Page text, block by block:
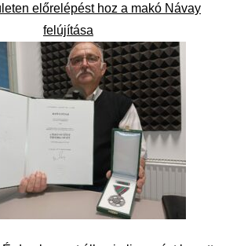
előrelépést hoz a makó Návay
felújítása